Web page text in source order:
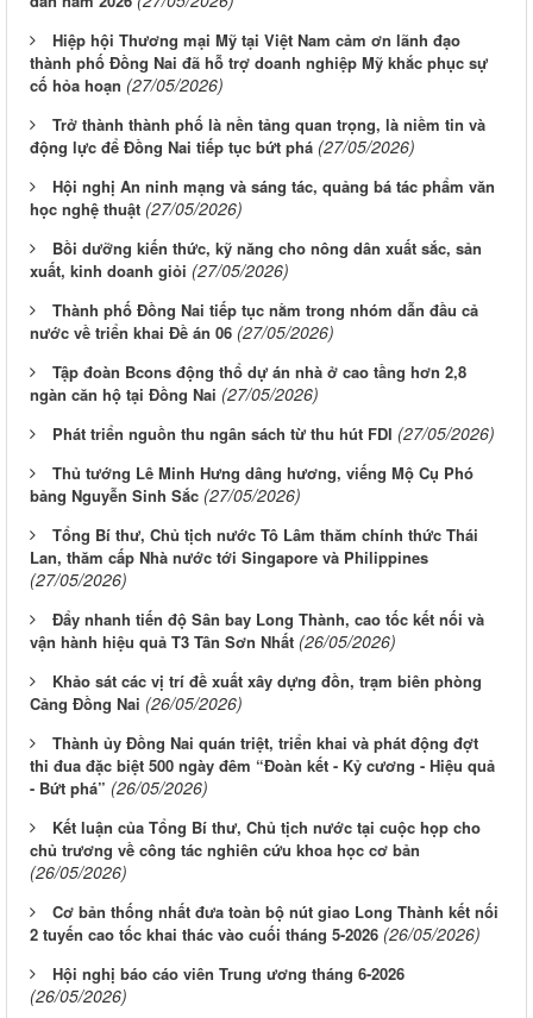
Hiệp hội Thương mại Mỹ tại Việt Nam cảm ơn lãnh đạo
thành phố Đồng Nai đã hỗ trợ doanh nghiệp Mỹ khắc phục sự
cố hỏa hoạn (27/05/2026)
Trở thành thành phố là nền tảng quan trọng, là niềm tin và
động lực để Đồng Nai tiếp tục bứt phá (27/05/2026)
Hội nghị An ninh mạng và sáng tác, quảng bá tác phẩm văn
học nghệ thuật (27/05/2026)
Bồi dưỡng kiến thức, kỹ năng cho nông dân xuất sắc, sản
xuất, kinh doanh giỏi (27/05/2026)
Thành phố Đồng Nai tiếp tục nằm trong nhóm dẫn đầu cả
nước về triển khai Đề án 06 (27/05/2026)
Tập đoàn Bcons động thổ dự án nhà ở cao tầng hơn 2,8
ngàn căn hộ tại Đồng Nai (27/05/2026)
Phát triển nguồn thu ngân sách từ thu hút FDI (27/05/2026)
Thủ tướng Lê Minh Hưng dâng hương, viếng Mộ Cụ Phó
bảng Nguyễn Sinh Sắc (27/05/2026)
Tổng Bí thư, Chủ tịch nước Tô Lâm thăm chính thức Thái
Lan, thăm cấp Nhà nước tới Singapore và Philippines
(27/05/2026)
Đẩy nhanh tiến độ Sân bay Long Thành, cao tốc kết nối và
vận hành hiệu quả T3 Tân Sơn Nhất (26/05/2026)
Khảo sát các vị trí đề xuất xây dựng đồn, trạm biên phòng
Cảng Đồng Nai (26/05/2026)
Thành ủy Đồng Nai quán triệt, triển khai và phát động đợt
thi đua đặc biệt 500 ngày đêm “Đoàn kết - Kỷ cương - Hiệu quả
- Bứt phá” (26/05/2026)
Kết luận của Tổng Bí thư, Chủ tịch nước tại cuộc họp cho
chủ trương về công tác nghiên cứu khoa học cơ bản
(26/05/2026)
Cơ bản thống nhất đưa toàn bộ nút giao Long Thành kết nối
2 tuyến cao tốc khai thác vào cuối tháng 5-2026 (26/05/2026)
Hội nghị báo cáo viên Trung ương tháng 6-2026
(26/05/2026)